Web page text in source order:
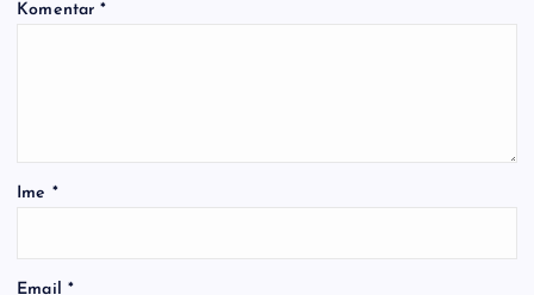
Komentar*
Ime *
Email *